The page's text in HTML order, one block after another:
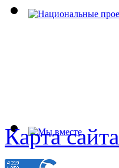
Карта сайта